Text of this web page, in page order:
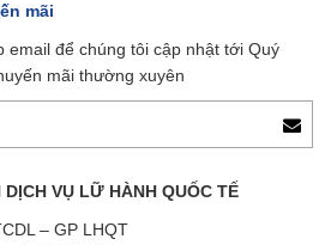
mãi
để chúng tôi cập nhật tới Quý
mãi thường xuyên
VỤ LỮ HÀNH QUỐC TẾ
– GP LHQT